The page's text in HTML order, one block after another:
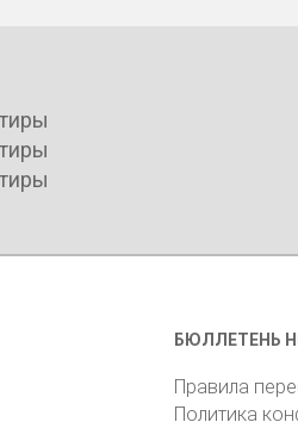
БЮЛЛЕТЕНЬ
Правила
Политика